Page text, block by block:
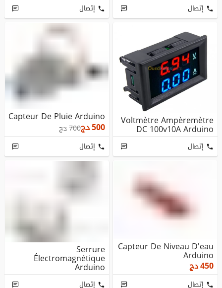
إتصال إتصال
Voltmètre Ampèremètre
DC 100v10A Arduino
إتصال
Capteur De Pluie Arduino
500دج700دج
إتصال
Capteur De Niveau D'eau
Arduino
450دج
إتصال
Serrure
Électromagnétique
Arduino
إتصال